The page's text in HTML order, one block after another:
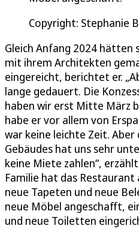
Copyright: Stephanie
Gleich Anfang 2024 hätten
mit ihrem Architekten
eingereicht, berichtet er.
lange gedauert. Die
haben wir erst Mitte März
habe er vor allem von
war keine leichte Zeit.
Gebäudes hat uns sehr
keine Miete zahlen“,
Familie hat das
neue Tapeten und neue
neue Möbel angeschafft,
und neue Toiletten